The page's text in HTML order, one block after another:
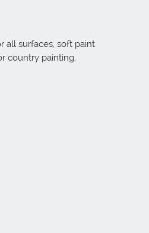
all surfaces, soft paint
country painting,